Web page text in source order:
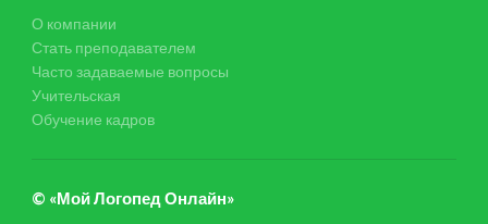
О компании
Стать преподавателем
Часто задаваемые вопросы
Учительская
Обучение кадров
© «Мой Логопед Онлайн»